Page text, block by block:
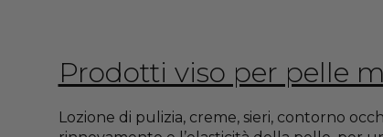
Prodotti viso per pelle
Lozione di pulizia, creme, sieri, contorno